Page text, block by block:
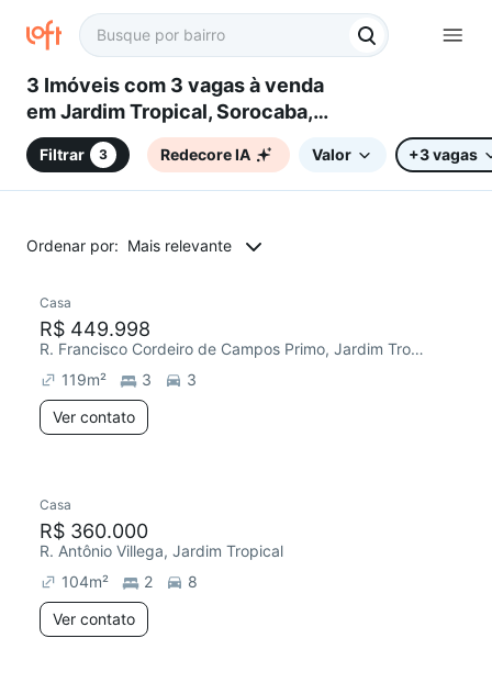
3 Imóveis com 3 vagas à venda
em Jardim Tropical, Sorocaba,
SP
Filtrar 3 Redecore IA Valor +3 vagas
Ordenar por: Mais relevante
Casa
R$ 449.998
R. Francisco Cordeiro de Campos Primo, Jardim Tropical
119m² 3
3
Ver contato
Casa
R$ 360.000
R. Antônio Villega, Jardim Tropical
104m² 2
8
Ver contato